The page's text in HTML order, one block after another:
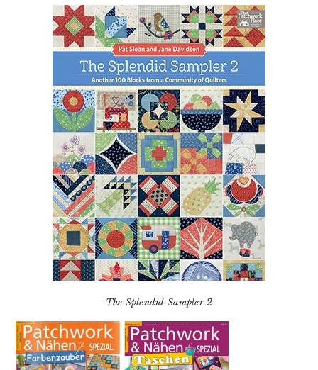
The Splendid Sampler 2